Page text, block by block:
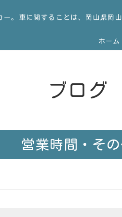
。車に関することは、岡山県岡
ホーム
ブログ
営業時間・そ